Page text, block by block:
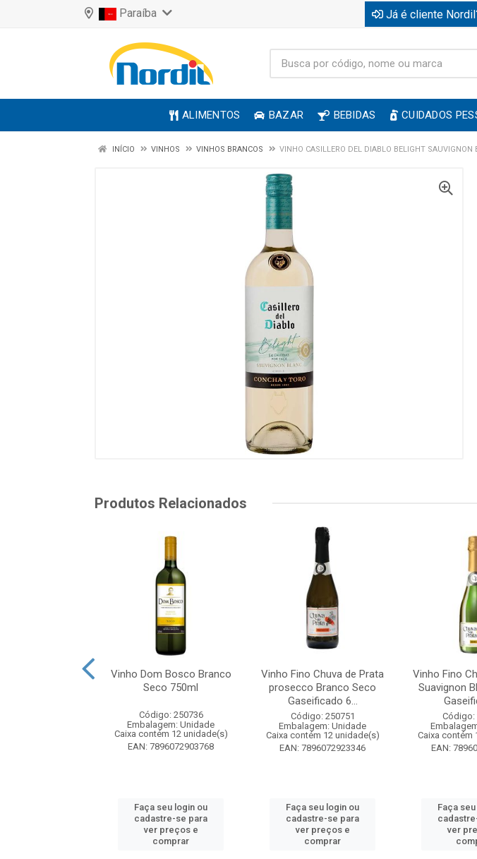
Paraíba Já é cliente
ALIMENTOS BAZAR BEBIDAS CUIDADOS
INÍCIO VINHOS VINHOS BRANCOS VINHO CASILLERO DEL DIABLO BELIGHT SAUVIGNON
Produtos Relacionados
Vinho Dom Bosco Branco
Seco 750ml
Código: 250736
Embalagem: Unidade
Caixa contém 12 unidade(s)
EAN: 7896072903768
Faça seu login ou
cadastre-se para
ver preços e
comprar
Vinho Fino Chuva de Prata
prosecco Branco Seco
Gaseificado 6...
Código: 250751
Embalagem: Unidade
Caixa contém 12 unidade(s)
EAN: 7896072923346
Faça seu login ou
cadastre-se para
ver preços e
comprar
Vinho Fino
Suavignon
Código:
Caixa contém
EAN:
Faça
ver